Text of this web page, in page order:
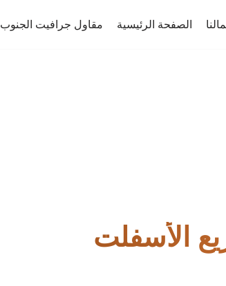
الصفحة الرئيسية مقاول جرافيت الجنوب
الأسفلت